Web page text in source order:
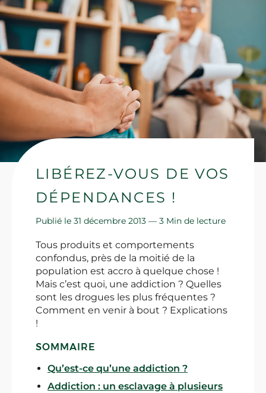
LIBÉREZ-VOUS DE VOS
DÉPENDANCES !
Publié le 31 décembre 2013 — 3 Min de lecture
Tous produits et comportements
confondus, près de la moitié de la
population est accro à quelque chose !
Mais c’est quoi, une addiction ? Quelles
sont les drogues les plus fréquentes ?
Comment en venir à bout ? Explications
!
SOMMAIRE
Qu’est-ce qu’une addiction ?
Addiction : un esclavage à plusieurs